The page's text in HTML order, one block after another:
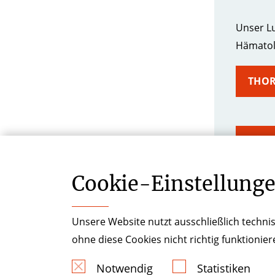
Unser
Cookie-­
Unsere Website nutzt ausschließlich
ohne diese Cookies nicht richtig
Notwendig Statistiken